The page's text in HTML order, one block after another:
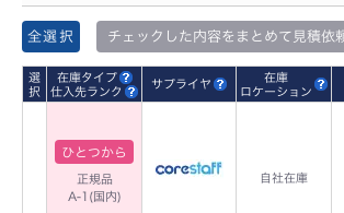
全選択 チェックした内容をまとめて見積依
選
択
在庫タイプ
仕入先ランク
サプライヤ
在庫
ロケーション
ひとつから
正規品
A-1(国内)
自社在庫